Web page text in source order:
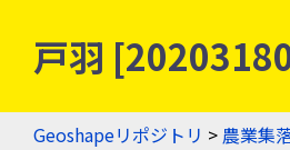
戸羽
Geoshapeリポジトリ > 農業集